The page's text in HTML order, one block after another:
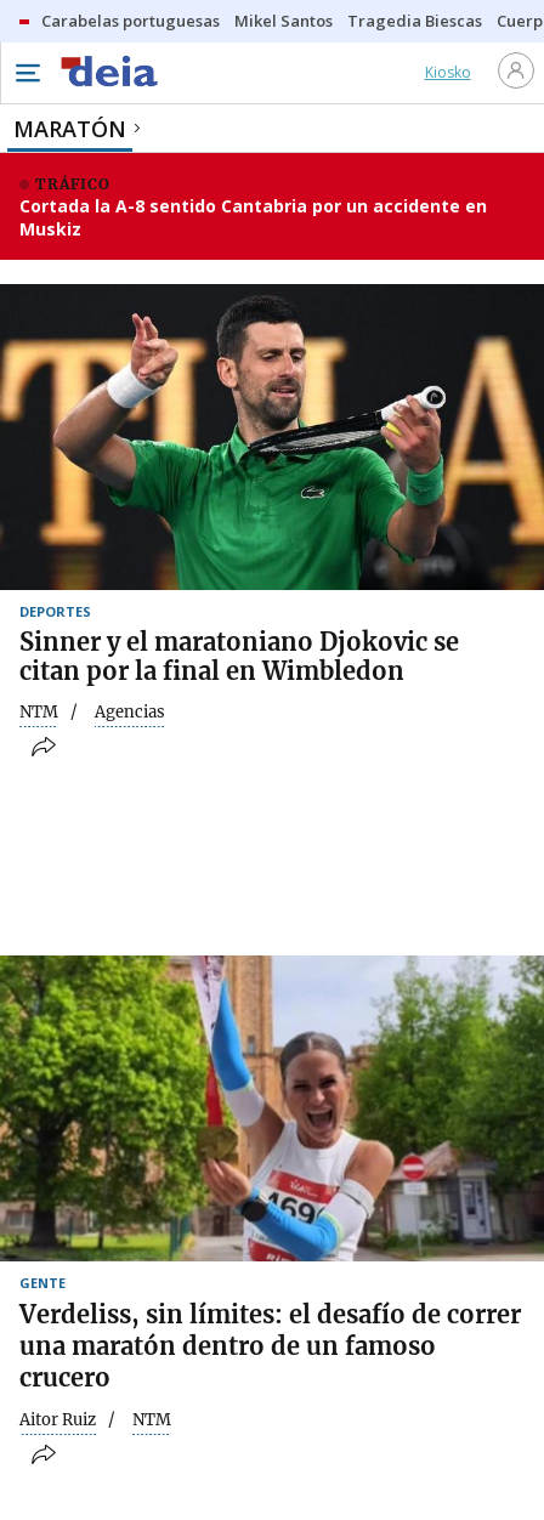
Carabelas portuguesas Mikel Santos Tragedia Biescas
Kiosko
MARATÓN
TRÁFICO
Cortada la A-8 sentido Cantabria por un accidente en
Muskiz
DEPORTES
Sinner y el maratoniano Djokovic se
citan por la final en Wimbledon
NTM Agencias
GENTE
Verdeliss, sin límites: el desafío de correr
una maratón dentro de un famoso
crucero
Aitor Ruiz NTM